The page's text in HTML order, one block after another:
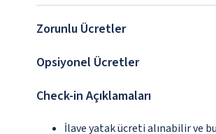
Zorunlu Ücretler
Opsiyonel Ücretler
Check-in Açıklamaları
İlave yatak ücreti alınabilir ve